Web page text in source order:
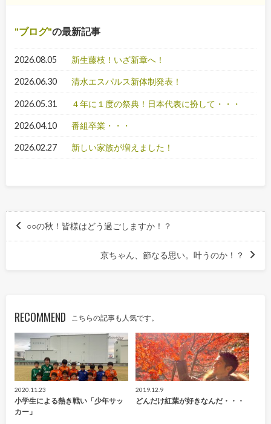
ブログ の最新記事
2026.08.05 新生藤枝！いざ新章へ！
2026.06.30 清水エスパルス新体制発表！
2026.05.31 ４年に１度の祭典！日本代表に扮して・・・
2026.04.10 番組卒業・・・
2026.02.27 新しい家族が増えました！
○○の秋！皆様はどう過ごしますか！？
京ちゃん、節なる思い。叶うのか！？
RECOMMEND こちらの記事も人気です。
2020.11.23
小学生による熱き戦い「少年サッ
カー」
2019.12.9
どんだけ紅葉が好きなんだ・・・